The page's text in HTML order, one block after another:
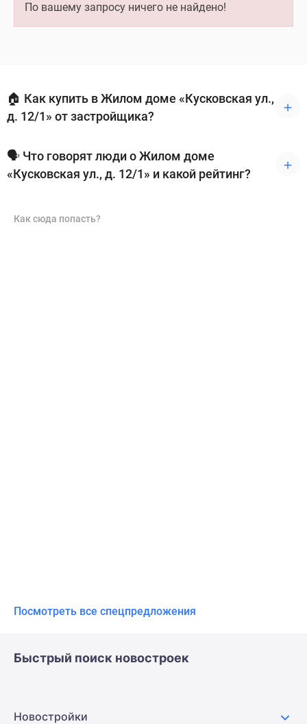
По вашему запросу ничего не найдено!
🏠 Как купить в Жилом доме «Кусковская ул.,
д. 12/1» от застройщика?
🗣 Что говорят люди о Жилом доме
«Кусковская ул., д. 12/1» и какой рейтинг?
Как сюда попасть?
Посмотреть все спецпредложения
Быстрый поиск новостроек
Новостройки